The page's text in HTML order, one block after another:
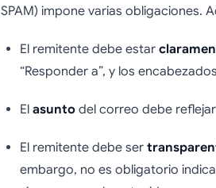
SPAM) impone varias obligaciones.
El remitente debe estar
“Responder a”, y los
El asuntodel correo debe
El remitente debe ser
embargo, no es obligatorio